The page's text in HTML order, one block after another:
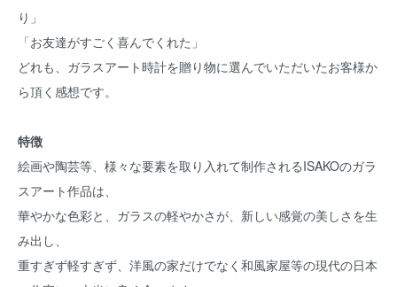
り」
「お友達がすごく喜んでくれた」
どれも、ガラスアート時計を贈り物に選んでいただいたお客様か
ら頂く感想です。
特徴
絵画や陶芸等、様々な要素を取り入れて制作されるISAKOのガラ
スアート作品は、
華やかな色彩と、ガラスの軽やかさが、新しい感覚の美しさを生
み出し、
重すぎず軽すぎず、洋風の家だけでなく和風家屋等の現代の日本